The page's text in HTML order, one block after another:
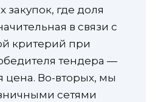
закупок, где доля
в связи с
критерий при
тендера —
цена. Во-вторых, мы
сетями